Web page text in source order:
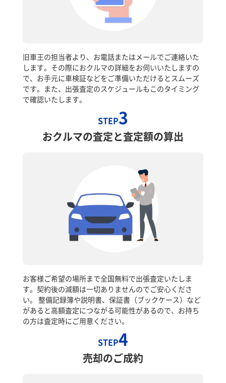
旧車王の担当者より、お電話またはメールでご連絡いた
します。その際におクルマの詳細をお伺いいたしますの
で、お手元に車検証などをご準備いただけるとスムーズ
です。また、出張査定のスケジュールもこのタイミング
で確認いたします。
STEP3
おクルマの査定と査定額の算出
お客様ご希望の場所まで全国無料で出張査定いたしま
す。契約後の減額は一切ありませんのでご安心くださ
い。 整備記録簿や説明書、保証書（ブックケース）など
があると高額査定につながる可能性があるので、お持ち
の方は査定時にご用意ください。
STEP4
売却のご成約